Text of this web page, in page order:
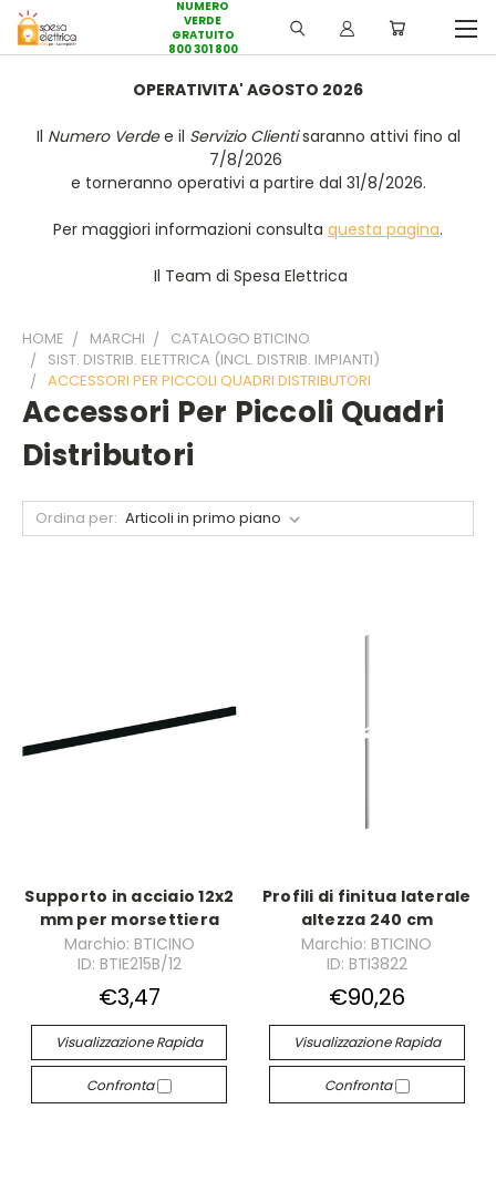
NUMERO
VERDE
GRATUITO
800 301 800
OPERATIVITA' AGOSTO 2026
Il Numero Verdee il Servizio Clientisaranno attivi fino al
7/8/2026
e torneranno operativi a partire dal 31/8/2026.
Per maggiori informazioni consulta questa pagina.
Il Team di Spesa Elettrica
HOME MARCHI
CATALOGO BTICINO
SIST. DISTRIB. ELETTRICA (INCL. DISTRIB. IMPIANTI)
ACCESSORI PER PICCOLI QUADRI DISTRIBUTORI
Accessori Per Piccoli Quadri
Distributori
Ordina per:
Supporto in acciaio 12x2
mm per morsettiera
Marchio: BTICINO
ID: BTIE215B/12
€3,47
Visualizzazione Rapida
Confronta
Profili di finitua laterale
altezza 240 cm
Marchio: BTICINO
ID: BTI3822
€90,26
Visualizzazione Rapida
Confronta